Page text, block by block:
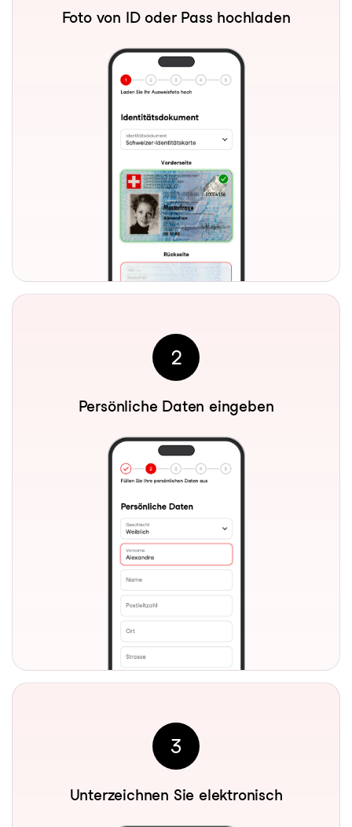
Foto von ID oder Pass hochladen
2
Persönliche Daten eingeben
3
Unterzeichnen Sie elektronisch